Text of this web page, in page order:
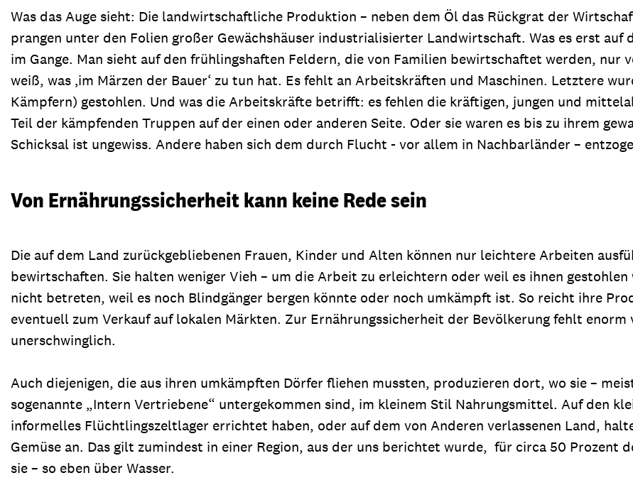
Was das Auge sieht: Die landwirtschaftliche Produktion – neben dem Öl das Rückgrat der
prangen unter den Folien großer Gewächshäuser industrialisierter Landwirtschaft. Was es erst auf
im Gange. Man sieht auf den frühlingshaften Feldern, die von Familien bewirtschaftet werden, nur
weiß, was ‚im Märzen der Bauer‘ zu tun hat. Es fehlt an Arbeitskräften und Maschinen. Letztere
Kämpfern) gestohlen. Und was die Arbeitskräfte betrifft: es fehlen die kräftigen, jungen und
Teil der kämpfenden Truppen auf der einen oder anderen Seite. Oder sie waren es bis zu ihrem
Schicksal ist ungewiss. Andere haben sich dem durch Flucht - vor allem in Nachbarländer –
Von Ernährungssicherheit kann keine Rede sein
Die auf dem Land zurückgebliebenen Frauen, Kinder und Alten können nur leichtere Arbeiten
bewirtschaften. Sie halten weniger Vieh – um die Arbeit zu erleichtern oder weil es ihnen
nicht betreten, weil es noch Blindgänger bergen könnte oder noch umkämpft ist. So reicht ihre
eventuell zum Verkauf auf lokalen Märkten. Zur Ernährungssicherheit der Bevölkerung fehlt
unerschwinglich.
Auch diejenigen, die aus ihren umkämpften Dörfer fliehen mussten, produzieren dort, wo sie –
sogenannte „Intern Vertriebene“ untergekommen sind, im kleinem Stil Nahrungsmittel. Auf den
informelles Flüchtlingszeltlager errichtet haben, oder auf dem von Anderen verlassenen Land,
Gemüse an. Das gilt zumindest in einer Region, aus der uns berichtet wurde, für circa 50 Prozent
sie – so eben über Wasser.